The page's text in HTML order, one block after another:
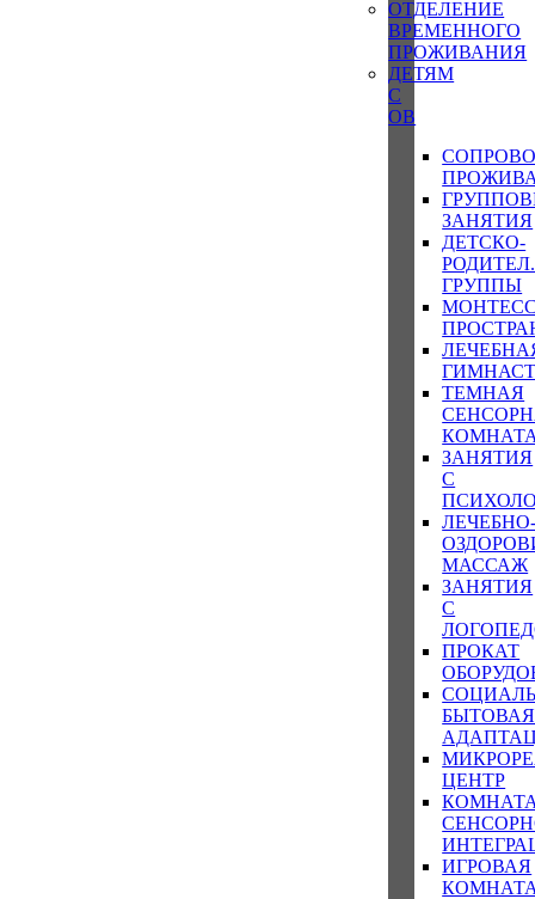
ОТДЕЛЕНИЕ
ВРЕМЕННОГО
ПРОЖИВАНИЯ
ДЕТЯМ
С
ОВ
ЗАНЯТИЯ
ДЕТСКО-
РОДИТЕЛ.
ГРУППЫ
ТЕМНАЯ
ЗАНЯТИЯ
С
МАССАЖ
ЗАНЯТИЯ
С
ПРОКАТ
БЫТОВАЯ
ЦЕНТР
ИГРОВАЯ